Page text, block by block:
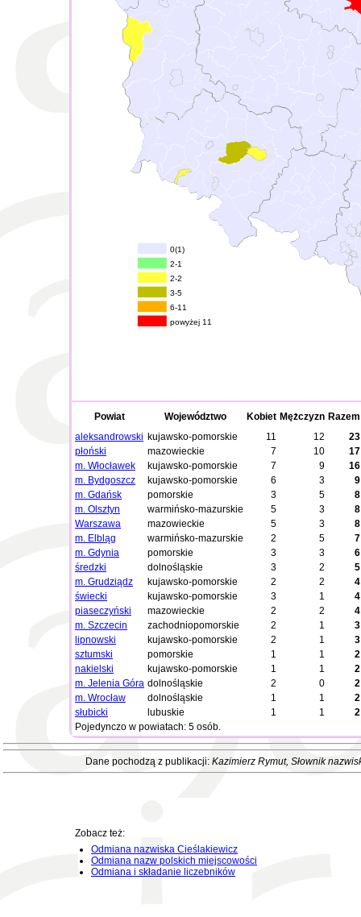
0(1)
2-1
2-2
3-5
6-11
powyżej 11
Powiat Województwo Kobiet Mężczyzn Razem
aleksandrowski kujawsko-pomorskie 11 12
23
płoński
mazowieckie 7 10
17
m. Włocławek
kujawsko-pomorskie 7 9
16
m. Bydgoszcz
kujawsko-pomorskie 6 3
9
m. Gdańsk
pomorskie 3 5
8
m. Olsztyn
warmińsko-mazurskie 5 3
8
Warszawa
mazowieckie 5 3
8
m. Elbląg
warmińsko-mazurskie 2 5
7
m. Gdynia
pomorskie 3 3
6
średzki
dolnośląskie 3 2
5
m. Grudziądz
kujawsko-pomorskie 2 2
4
świecki
kujawsko-pomorskie 3 1
4
piaseczyński
mazowieckie 2 2
4
m. Szczecin
zachodniopomorskie 2 1
3
lipnowski
kujawsko-pomorskie 2 1
3
sztumski
pomorskie 1 1
2
nakielski
kujawsko-pomorskie 1 1
2
m. Jelenia Góra dolnośląskie 2 0
2
m. Wrocław
dolnośląskie 1 1
2
słubicki
lubuskie 1 1
2
Pojedynczo w powiatach: 5 osób.
Dane pochodzą z publikacji: Kazimierz Rymut, Słownik
Zobacz też:
Odmiana nazwiska Cieślakiewicz
Odmiana nazw polskich miejscowości
Odmiana i składanie liczebników